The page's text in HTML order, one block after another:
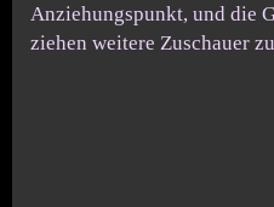
Anziehungspunkt, und die
ziehen weitere Zuschauer